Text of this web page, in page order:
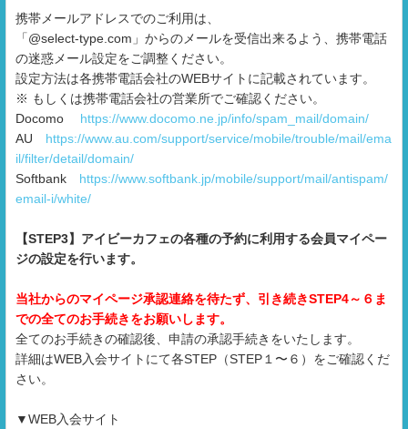
携帯メールアドレスでのご利用は、
「@select-type.com」からのメールを受信出来るよう、携帯電話
の迷惑メール設定をご調整ください。
設定方法は各携帯電話会社のWEBサイトに記載されています。
※ もしくは携帯電話会社の営業所でご確認ください。
Docomo https://www.docomo.ne.jp/info/spam_mail/domain/
AU https://www.au.com/support/service/mobile/trouble/mail/ema
il/filter/detail/domain/
Softbank https://www.softbank.jp/mobile/support/mail/antispam/
email-i/white/
【STEP3】アイビーカフェの各種の予約に利用する会員マイペー
ジの設定を行います。
当社からのマイページ承認連絡を待たず、引き続きSTEP4～６ま
での全てのお手続きをお願いします。
全てのお手続きの確認後、申請の承認手続きをいたします。
詳細はWEB入会サイトにて各STEP（STEP１〜６）をご確認くだ
さい。
▼WEB入会サイト